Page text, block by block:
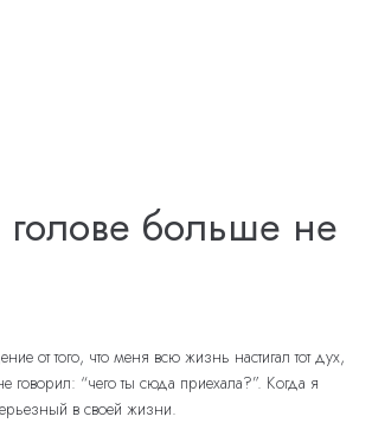
голове больше не
от того, что меня всю жизнь настигал тот дух,
говорил: “чего ты сюда приехала?”. Когда я
в своей жизни.